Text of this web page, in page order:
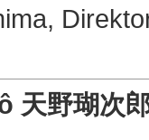
天野瑚次